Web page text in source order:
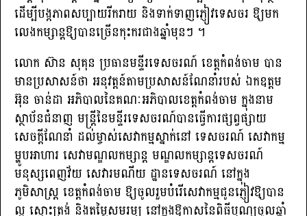
ដើម្បីបង្កភាពសប្បាយរីករាយ និងទាក់ទាញភ្ញៀវទេសចរ ឱ្យមក
លេងកម្សាន្តឱ្យបានច្រើនកុះករជាងឆ្នាំមុនៗ ។
លោក ស៊ាន សុគុន ប្រធានមន្ទីរទេសចរណ៍ ខេត្តកំពង់ចាម បាន
មានប្រសាសន៍ថា អនុវត្តន៍តាមប្រសាសន៍ណែនាំរបស់ ឯកឧត្តម
អ៊ុន ចាន់ដា អភិបាលនៃគណៈអភិបាលខេត្តកំពង់ចាម ក្នុងនាម
ស្ថាប័នជំនាញ មន្ត្រីនៃមន្ទីរទេសចរណ៍បានធ្វើការផ្សព្វផ្សាយ
សេចក្តីណែនាំ ដល់ម្ចាស់សេវាកម្មស្នាក់នៅ ទេសចរណ៍ សេវាកម្ម
ម្ហូបអាហារ សេវាមណ្ឌលកម្សាន្ត មណ្ឌលកម្សាន្តទេសចរណ៍
មនុស្សពេញវ័យ សេវារមណីយ ដ្ឋានទេសចរណ៍ នៅក្នុង
ភូមិសាស្ត្រ ខេត្តកំពង់ចាម ឱ្យចូលរួមបំរើសេវាកម្មជូនភ្ញៀវឱ្យបាន
ល្អ ស្មោះត្រង់ និងតម្លៃសមរម្យ នៅក្នុងឱកាសនៃពិធីបុណ្យចូលឆ្នាំ